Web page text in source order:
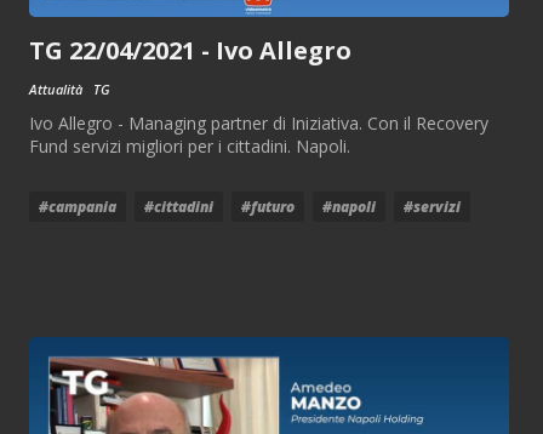
TG 22/04/2021 - Ivo Allegro
Attualità TG
Ivo Allegro - Managing partner di Iniziativa. Con il Recovery
Fund servizi migliori per i cittadini. Napoli.
#campania #cittadini #futuro #napoli #servizi